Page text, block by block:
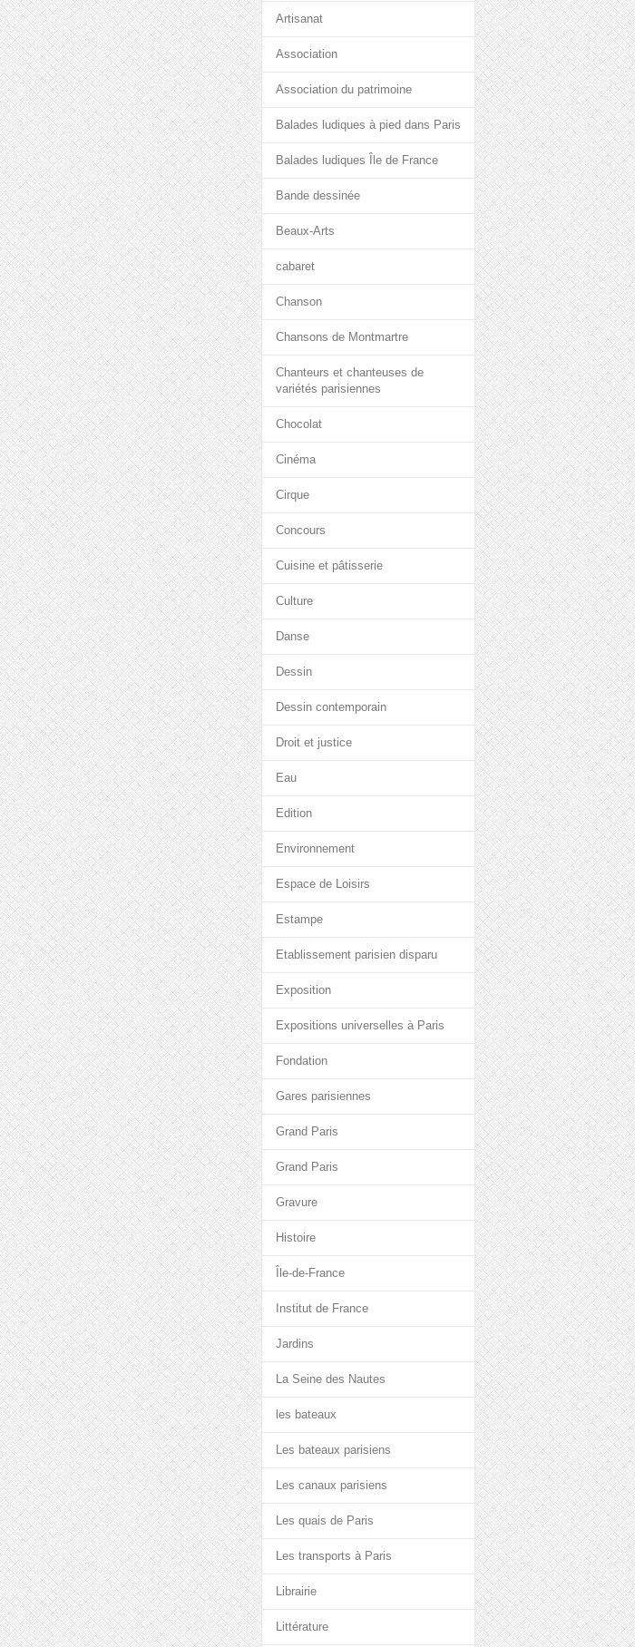
Artisanat
Association
Association du patrimoine
Balades ludiques à pied dans Paris
Balades ludiques Île de France
Bande dessinée
Beaux-Arts
cabaret
Chanson
Chansons de Montmartre
Chanteurs et chanteuses de
variétés parisiennes
Chocolat
Cinéma
Cirque
Concours
Cuisine et pâtisserie
Culture
Danse
Dessin
Dessin contemporain
Droit et justice
Eau
Edition
Environnement
Espace de Loisirs
Estampe
Etablissement parisien disparu
Exposition
Expositions universelles à Paris
Fondation
Gares parisiennes
Grand Paris
Grand Paris
Gravure
Histoire
Île-de-France
Institut de France
Jardins
La Seine des Nautes
les bateaux
Les bateaux parisiens
Les canaux parisiens
Les quais de Paris
Les transports à Paris
Librairie
Littérature